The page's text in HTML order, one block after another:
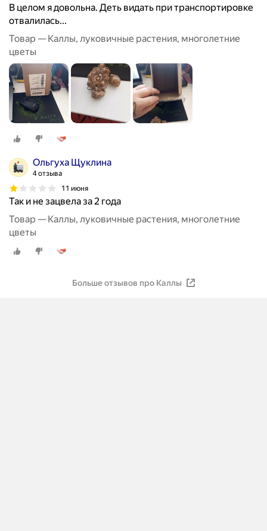
В целом я довольна. Деть видать при транспортировке
отвалилась...
Товар — Каллы, луковичные растения, многолетние
цветы
Ольгуха Щуклина
4 отзыва
11 июня
Так и не зацвела за 2 года
Товар — Каллы, луковичные растения, многолетние
цветы
Больше отзывов про Каллы